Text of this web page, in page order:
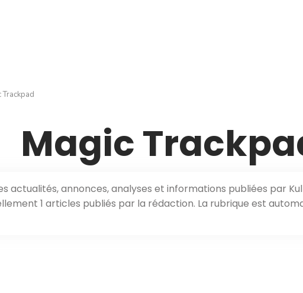
Trackpad
Magic
actualités, annonces, analyses et informations publiées par
1 articles publiés par la rédaction. La rubrique est